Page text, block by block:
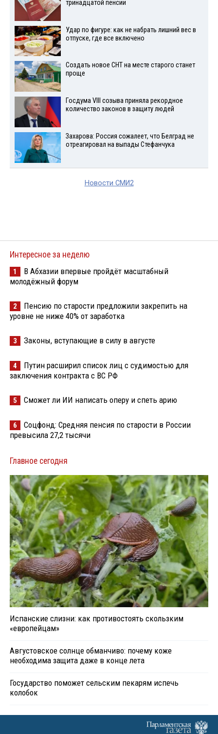
тринадцатой пенсии
Удар по фигуре: как не набрать лишний вес в
отпуске, где все включено
Создать новое СНТ на месте старого станет
проще
Госдума VIII созыва приняла рекордное
количество законов в защиту людей
Захарова: Россия сожалеет, что Белград не
отреагировал на выпады Стефанчука
Новости СМИ2
Интересное за неделю
1
В Абхазии впервые пройдёт масштабный
молодёжный форум
2
Пенсию по старости предложили закрепить на
уровне не ниже 40% от заработка
3 Законы, вступающие в силу в августе
4
Путин расширил список лиц с судимостью для
заключения контракта с ВС РФ
5 Сможет ли ИИ написать оперу и спеть арию
6
Соцфонд: Средняя пенсия по старости в России
превысила 27,2 тысячи
Главное сегодня
Испанские слизни: как противостоять скользким
«европейцам»
Августовское солнце обманчиво: почему коже
необходима защита даже в конце лета
Государство поможет сельским пекарям испечь
колобок